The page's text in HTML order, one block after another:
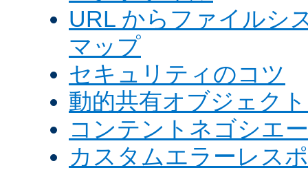
URL からファイルシ
マップ
セキュリティのコツ
動的共有オブジェク
コンテントネゴシエ
カスタムエラーレス